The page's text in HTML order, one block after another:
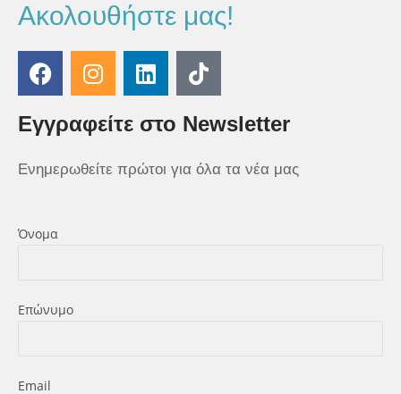
Ακολουθήστε μας!
Εγγραφείτε στο Newsletter
Ενημερωθείτε πρώτοι για όλα τα νέα μας
Όνομα
Επώνυμο
Εmail